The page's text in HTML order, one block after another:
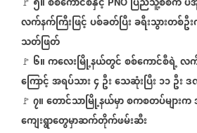
လက်နက်ကြီးဖြင့်ပစ်ခတ်ပြီးခရီးသွားတစ်
သတ်ဖြတ်
🚩 ၆။ကလေးမြို့နယ်တွင်စစ်ကောင်စီရဲ့လ
ကြောင့်အရပ်သား၄ဦးသေဆုံးပြီး၁၁ဦးဒ
🚩 ၇။တောင်သာမြို့နယ်မှာစကစတပ်များက
ကျေးရွာတွေမှာဆက်တိုက်ဖမ်းဆီး